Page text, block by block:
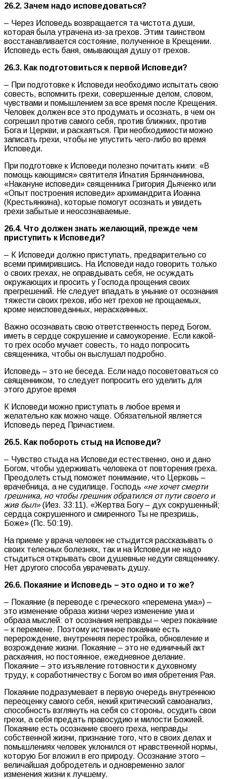
26.2. Зачем надо исповедоваться?
– Через Исповедь возвращается та чистота души,
которая была утрачена из-за грехов. Этим таинством
восстанавливается состояние, полученное в Крещении.
Исповедь есть баня, омывающая душу от грехов.
26.3. Как подготовиться к первой Исповеди?
– При подготовке к Исповеди необходимо испытать свою
совесть, вспомнить грехи, совершенные делом, словом,
чувствами и помышлением за все время после Крещения.
Человек должен все это продумать и осознать, в чем он
согрешил против самого себя, против ближних, против
Бога и Церкви, и раскаяться. При необходимости можно
записать грехи, чтобы не упустить чего-либо во время
Исповеди.
При подготовке к Исповеди полезно почитать книги: «В
помощь кающимся» святителя Игнатия Брянчанинова,
«Накануне исповеди» священника Григория Дьяченко или
«Опыт построения исповеди» архимандрита Иоанна
(Крестьянкина), которые помогут осознать и увидеть
грехи забытые и неосознаваемые.
26.4. Что должен знать желающий, прежде чем
приступить к Исповеди?
– К Исповеди должно приступать, предварительно со
всеми примирившись. На Исповеди надо говорить только
о своих грехах, не оправдывать себя, не осуждать
окружающих и просить у Господа прощения своих
прегрешений. Не следует впадать в уныние от осознания
тяжести своих грехов, ибо нет грехов не прощаемых,
кроме неисповеданных, нераскаянных.
Важно осознавать свою ответственность перед Богом,
иметь в сердце сокрушение и самоукорение. Если какой-
то грех особо мучает совесть, то надо попросить
священника, чтобы он выслушал подробно.
Исповедь – это не беседа. Если надо посоветоваться со
священником, то следует попросить его уделить для
этого другое время
К Исповеди можно приступать в любое время и
желательно как можно чаще. Обязательной является
Исповедь перед Причастием.
26.5. Как побороть стыд на Исповеди?
– Чувство стыда на Исповеди естественно, оно и дано
Богом, чтобы удерживать человека от повторения греха.
Преодолеть стыд поможет понимание, что Церковь –
врачебница, а не судилище. Господь «не хочет смерти
грешника, но чтобы грешник обратился от пути своего и
жив был»(Иез. 33:11). «Жертва Богу – дух сокрушенный;
сердца сокрушенного и смиренного Ты не презришь,
Боже» (Пс. 50:19).
На приеме у врача человек не стыдится рассказывать о
своих телесных болезнях, так и на Исповеди не надо
стыдиться открывать свои душевные недуги священнику.
Нет другого способа уврачевать душу.
26.6. Покаяние и Исповедь – это одно и то же?
– Покаяние (в переводе с греческого «перемена ума») –
это изменение образа жизни через изменение ума и
образа мыслей: от осознания неправды – через покаяние
– к перемене. Поэтому истинное покаяние есть
перерождение, внутренняя перестройка, обновление и
возрождение жизни. Покаяние – это не единичный акт
раскаяния, но постоянное, ежедневное делание.
Покаяние – это изъявление готовности к духовному
труду, к соработничеству с Богом во имя обретения Рая.
Покаяние подразумевает в первую очередь внутреннюю
переоценку самого себя, некий критический самоанализ,
способность взглянуть на себя со стороны, осудить свои
грехи, а себя предать правосудию и милости Божией.
Покаяние есть осознание своего греха, неправды
собственной жизни, признание того, что в своих делах и
помышлениях человек уклонился от нравственной нормы,
которую Бог вложил в его природу. Осознание этого –
величайшая добродетель и одновременно залог
изменения жизни к лучшему.